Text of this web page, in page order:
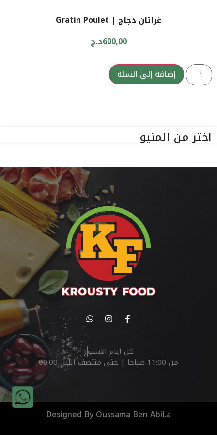
غراتان دجاج | Gratin Poulet
600,00د.ج
إضافة إلى السلة
اختر من المنيو
كل ايام الاسبوع
من 11:00 صباحا | حتى منتصف الليل 00:00
Designed By Oussama Ben AbiLa